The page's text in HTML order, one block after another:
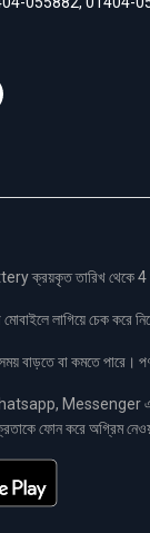
ক্রয়কৃত তারিখ থেকে
লাগিয়ে চেক করে
বা কমতে পারে।
Messenger
ফোন করে অগ্রিম